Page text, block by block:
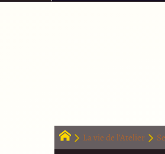
La vie de l’Atelier